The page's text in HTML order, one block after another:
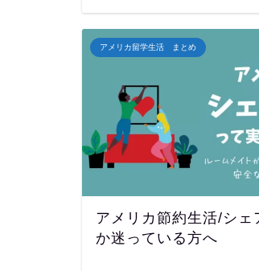
アメリカ留学生活 まとめ
アメリカ節約生活/シェ
か迷っている方へ